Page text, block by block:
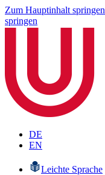
Zum Hauptinhalt springen
springen
DE
EN
Leichte Sprache